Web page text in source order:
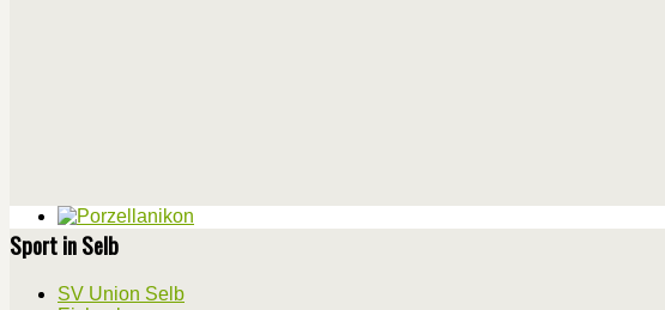
Sport in Selb
SV Union Selb